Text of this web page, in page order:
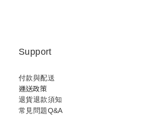
Support
付款與配送
運送政策
退貨退款須知
常見問題Q&A